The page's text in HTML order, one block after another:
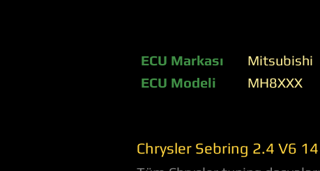
ECU Markası
ECU Modeli
Mitsubishi
MH8XXX
Chrysler Sebring 2.4 V6